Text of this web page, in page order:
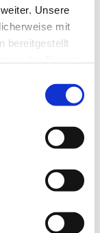
Unsere
mit
bereitgestellt